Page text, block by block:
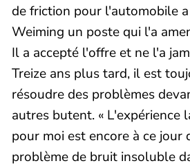
de friction pour l'automobile
Weiming un poste qui l'a
Il a accepté l'offre et ne l'a
Treize ans plus tard, il est
résoudre des problèmes
autres butent. « L'expérience
pour moi est encore à ce jour
problème de bruit insoluble